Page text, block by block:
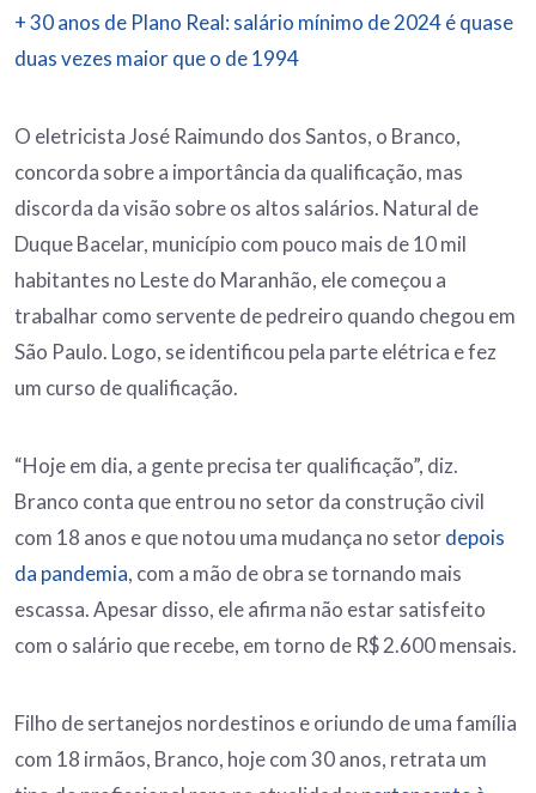
+ 30 anos de Plano Real: salário mínimo de 2024 é quase
duas vezes maior que o de 1994
O eletricista José Raimundo dos Santos, o Branco,
concorda sobre a importância da qualificação, mas
discorda da visão sobre os altos salários. Natural de
Duque Bacelar, município com pouco mais de 10 mil
habitantes no Leste do Maranhão, ele começou a
trabalhar como servente de pedreiro quando chegou em
São Paulo. Logo, se identificou pela parte elétrica e fez
um curso de qualificação.
“Hoje em dia, a gente precisa ter qualificação”, diz.
Branco conta que entrou no setor da construção civil
com 18 anos e que notou uma mudança no setordepois
da pandemia, com a mão de obra se tornando mais
escassa. Apesar disso, ele afirma não estar satisfeito
com o salário que recebe, em torno de R$ 2.600 mensais.
Filho de sertanejos nordestinos e oriundo de uma família
com 18 irmãos, Branco, hoje com 30 anos, retrata um